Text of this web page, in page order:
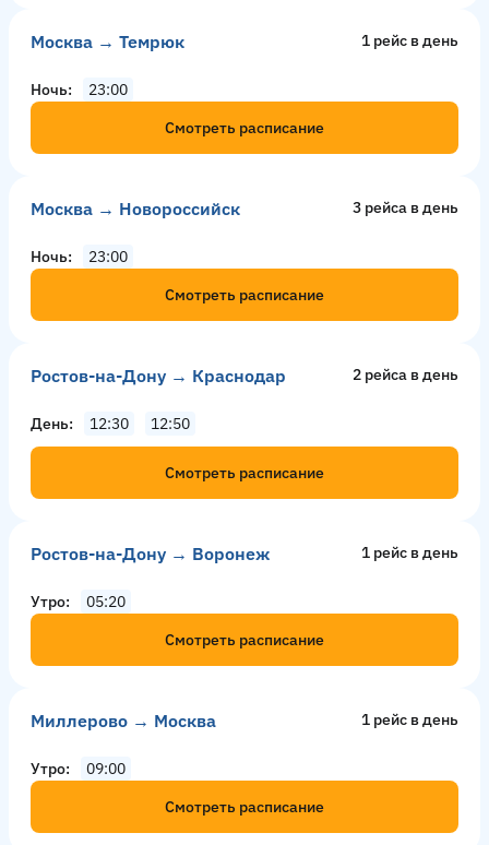
Москва → Темрюк 1 рейс в день
Ночь
23:00
Смотреть расписание
Москва → Новороссийск 3 рейсa в день
Ночь
23:00
Смотреть расписание
Ростов-на-Дону → Краснодар 2 рейсa в день
День 12:30 12:50
Смотреть расписание
Ростов-на-Дону → Воронеж 1 рейс в день
Утро
05:20
Смотреть расписание
Миллерово → Москва 1 рейс в день
Утро
09:00
Смотреть расписание